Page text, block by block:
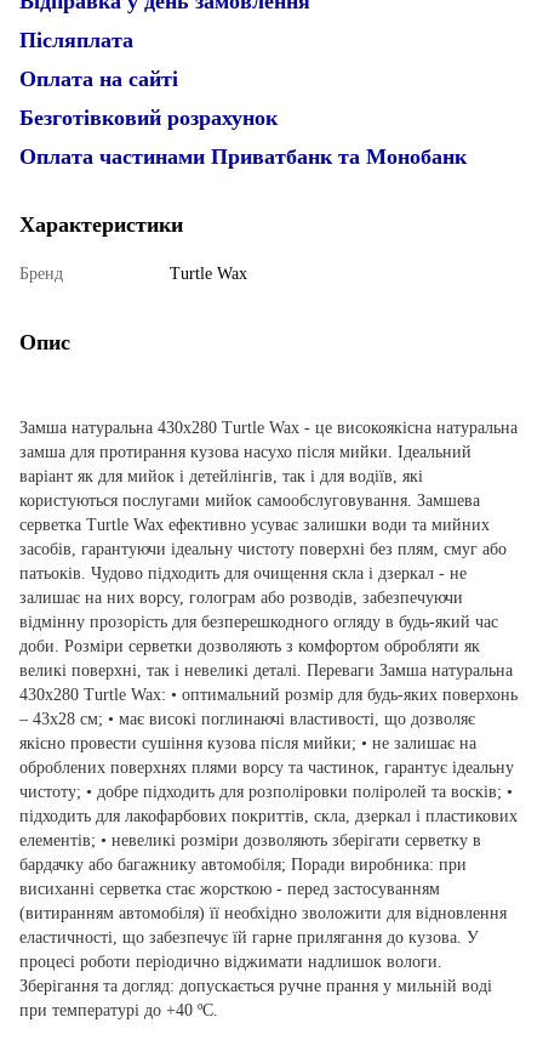
Післяплата
Оплата на сайті
Безготівковий розрахунок
Оплата частинами Приватбанк та Монобанк
Характеристики
Бренд Turtle Wax
Опис
Замша натуральна 430х280 Turtle Wax - це високоякісна натуральна
замша для протирання кузова насухо після мийки. Ідеальний
варіант як для мийок і детейлінгів, так і для водіїв, які
користуються послугами мийок самообслуговування. Замшева
серветка Turtle Wax ефективно усуває залишки води та мийних
засобів, гарантуючи ідеальну чистоту поверхні без плям, смуг або
патьоків. Чудово підходить для очищення скла і дзеркал - не
залишає на них ворсу, голограм або розводів, забезпечуючи
відмінну прозорість для безперешкодного огляду в будь-який час
доби. Розміри серветки дозволяють з комфортом обробляти як
великі поверхні, так і невеликі деталі. Переваги Замша натуральна
430х280 Turtle Wax: • оптимальний розмір для будь-яких поверхонь
– 43х28 см; • має високі поглинаючі властивості, що дозволяє
якісно провести сушіння кузова після мийки; • не залишає на
оброблених поверхнях плями ворсу та частинок, гарантує ідеальну
чистоту; • добре підходить для розполіровки поліролей та восків; •
підходить для лакофарбових покриттів, скла, дзеркал і пластикових
елементів; • невеликі розміри дозволяють зберігати серветку в
бардачку або багажнику автомобіля; Поради виробника: при
висиханні серветка стає жорсткою - перед застосуванням
(витиранням автомобіля) її необхідно зволожити для відновлення
еластичності, що забезпечує їй гарне прилягання до кузова. У
процесі роботи періодично віджимати надлишок вологи.
Зберігання та догляд: допускається ручне прання у мильній воді
при температурі до +40 ºC.